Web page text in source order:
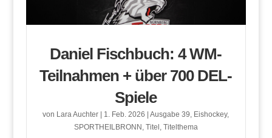
Daniel Fischbuch: 4 WM-
Teilnahmen + über 700 DEL-
Spiele
von Lara Auchter 1. Feb. 2026 |Ausgabe 39, Eishockey,
SPORTHEILBRONN , Titel , Titelthema